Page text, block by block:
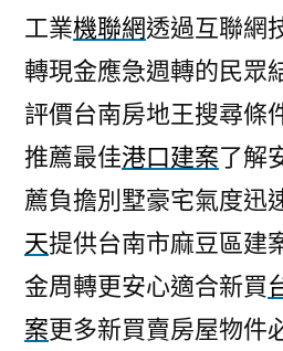
工業機聯網透過互聯網
轉現金應急週轉的民眾
評價台南房地王搜尋條
推薦最佳港口建案了解
薦負擔別墅豪宅氣度迅
天提供台南市麻豆區建
金周轉更安心適合新買
案更多新買賣房屋物件